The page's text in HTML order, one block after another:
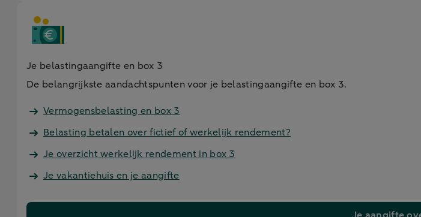
Je belastingaangifte en box 3
De belangrijkste aandachtspunten voor je belastingaangifte en box 3.
Vermogensbelasting en box 3
Belasting betalen over fictief of werkelijk rendement?
Je overzicht werkelijk rendement in box 3
Je vakantiehuis en je aangifte